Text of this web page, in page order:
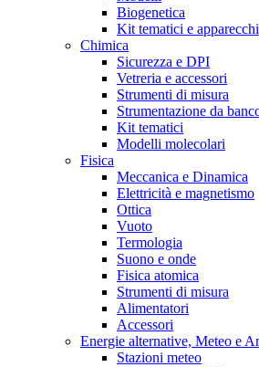
Biogenetica
Kit tematici e apparecchi
Chimica
Sicurezza e DPI
Vetreria e accessori
Strumenti di misura
Strumentazione da
Kit tematici
Modelli molecolari
Fisica
Meccanica e Dinamica
Elettricità e magnetismo
Ottica
Vuoto
Termologia
Suono e onde
Fisica atomica
Strumenti di misura
Alimentatori
Accessori
Energie alternative, Meteo e
Stazioni meteo